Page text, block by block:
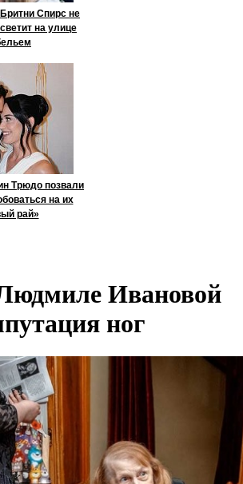
Спирс не
на улице
Трюдо позвали
на их
рай»
Ивановой
ног